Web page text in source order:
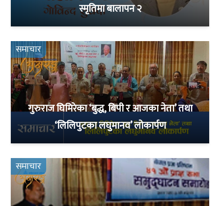
स्मृतिमा बालापन २
समाचार
गुरुराज घिमिरेका ‘बुद्ध, बिपी र आजका नेता’ तथा
‘लिलिपुटका लघुमानव’ लोकार्पण
समाचार